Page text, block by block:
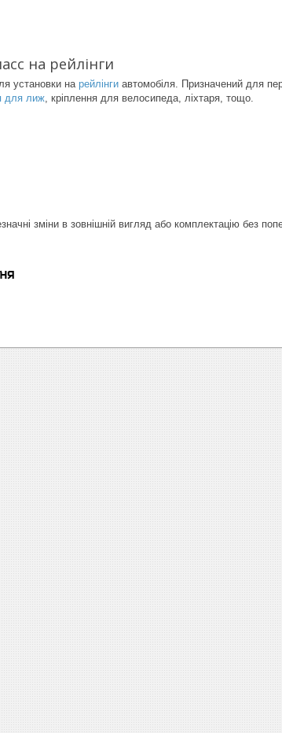
на рейлінги
установки нарейлінги автомобіля. Призначений для
для лиж, кріплення для велосипеда, ліхтаря, тощо.
зміни в зовнішній вигляд або комплектацію без